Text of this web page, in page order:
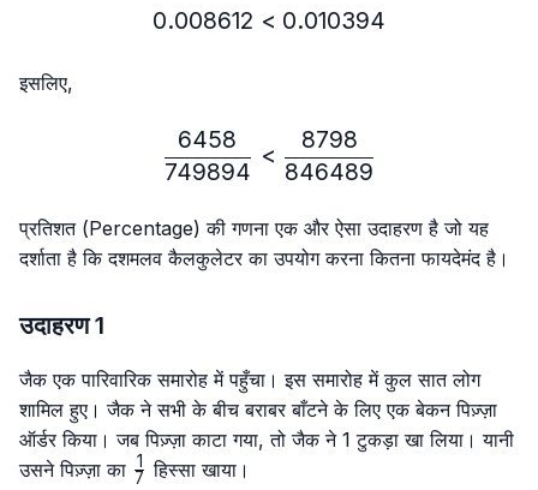
0.008612 < 0.010394
0.008612 < 0.010394
इसलिए,
\frac{6458}{749894} <
749894
6458
<
846489
8798
प्रतिशत (Percentage) की गणना एक और ऐसा उदाहरण है जो यह
दर्शाता है कि दशमलव कैलकुलेटर का उपयोग करना कितना फायदेमंद है।
उदाहरण 1
जैक एक पारिवारिक समारोह में पहुँचा। इस समारोह में कुल सात लोग
शामिल हुए। जैक ने सभी के बीच बराबर बाँटने के लिए एक बेकन पिज़्ज़ा
ऑर्डर किया। जब पिज़्ज़ा काटा गया, तो जैक ने 1 टुकड़ा खा लिया। यानी
उसने पिज़्ज़ा का \frac{1}
7
1 हिस्सा खाया।